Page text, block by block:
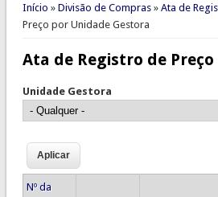
Início » Divisão de Compras» Ata de
Preço por Unidade Gestora
Ata de Registro de
Unidade Gestora
Nº da